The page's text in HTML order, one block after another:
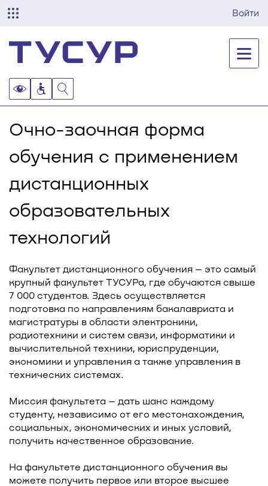
Войти
Очно-заочная форма
обучения с применением
дистанционных
образовательных
технологий
Факультет дистанционного обучения – это самый
крупный факультет ТУСУРа, где обучаются свыше
7 000 студентов. Здесь осуществляется
подготовка по направлениям бакалавриата и
магистратуры в области электроники,
радиотехники и систем связи, информатики и
вычислительной техники, юриспруденции,
экономики и управления а также управления в
технических системах.
Миссия факультета – дать шанс каждому
студенту, независимо от его местонахождения,
социальных, экономических и иных условий,
получить качественное образование.
На факультете дистанционного обучения вы
можете получить первое или второе высшее